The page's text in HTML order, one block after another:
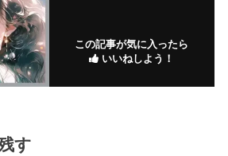
この記事が気に入ったら
いいねしよう！
す